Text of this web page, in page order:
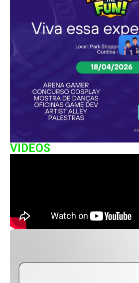
VIDEOS